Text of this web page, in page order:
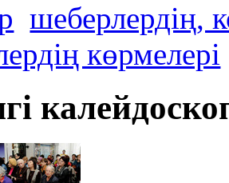
шеберлердің,
көрмелері